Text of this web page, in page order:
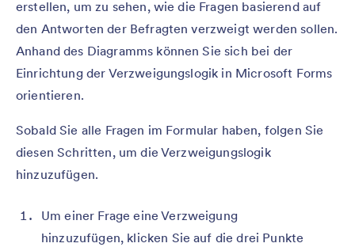
erstellen, um zu sehen, wie die Fragen basierend auf
den Antworten der Befragten verzweigt werden sollen.
Anhand des Diagramms können Sie sich bei der
Einrichtung der Verzweigungslogik in Microsoft Forms
orientieren.
Sobald Sie alle Fragen im Formular haben, folgen Sie
diesen Schritten, um die Verzweigungslogik
hinzuzufügen.
Um einer Frage eine Verzweigung
hinzuzufügen, klicken Sie auf die drei Punkte